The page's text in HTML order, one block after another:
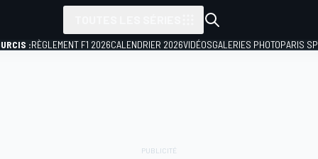
:RÈGLEMENT F1 2026CALENDRIER 2026VIDÉOSGALERIES PHOTOPARIS